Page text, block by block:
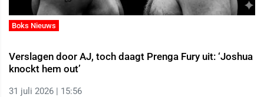
Boks Nieuws
Verslagen door AJ, toch daagt Prenga Fury uit: ‘Joshua
knockt hem out’
31 juli 2026 | 15:56